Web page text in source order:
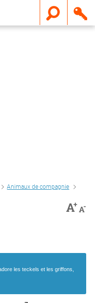
Animaux de compagnie
A+A-
les teckels et les griffons,